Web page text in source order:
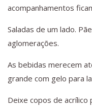
acompanhamentos
Saladas de um lado.
aglomerações.
As bebidas merecem
grande com gelo para
Deixe copos de